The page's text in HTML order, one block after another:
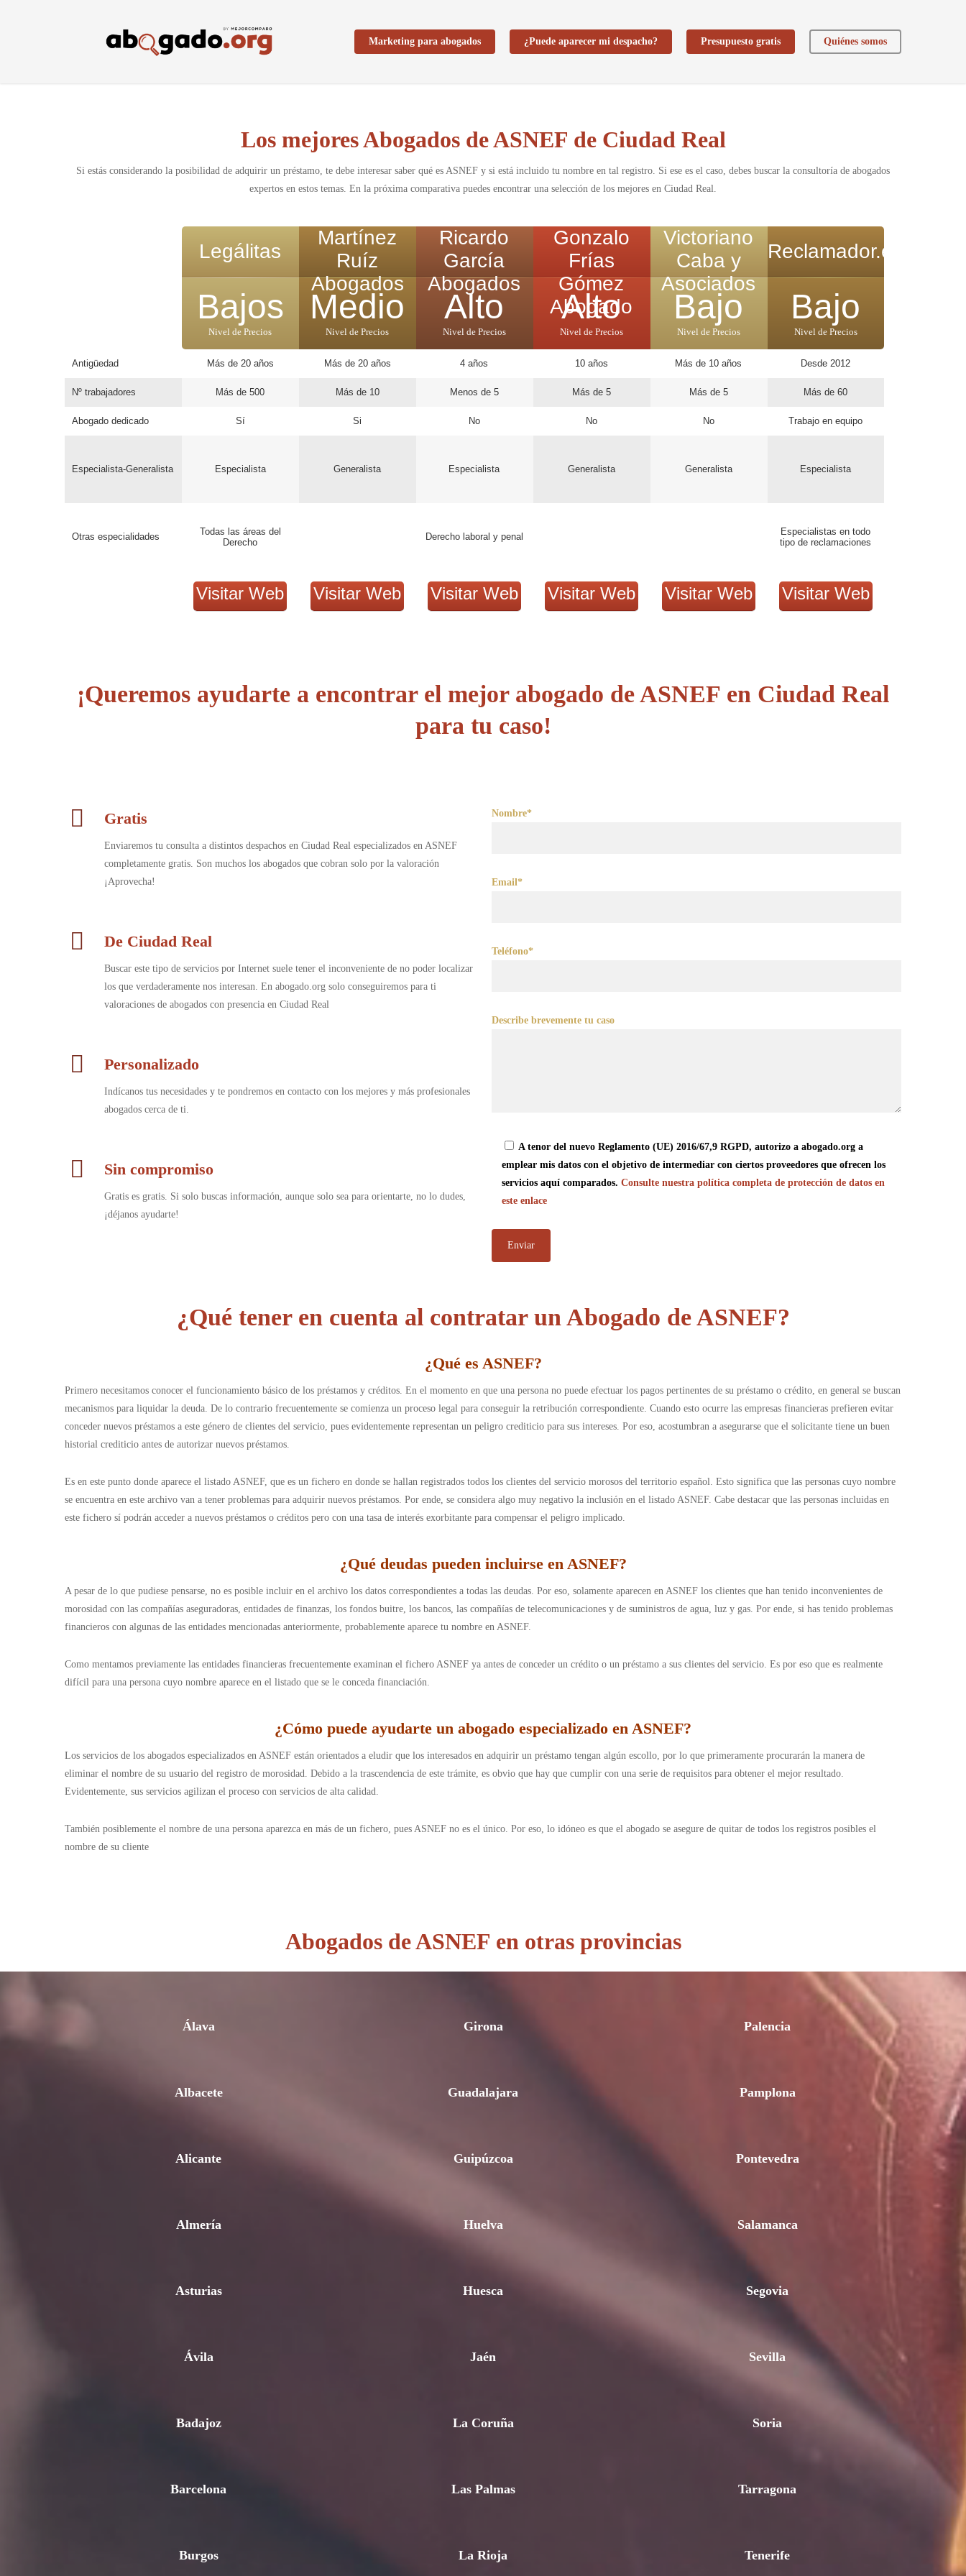
Marketing para abogados ¿Puede aparecer mi despacho? Presupuesto gratis Quiénes somos
Los mejores Abogados de ASNEF de Ciudad Real
Si estás considerando la posibilidad de adquirir un préstamo, te debe interesar saber qué es ASNEF y si está incluido tu nombre en tal registro. Si ese es el caso, debes buscar la consultoría de abogados
expertos en estos temas. En la próxima comparativa puedes encontrar una selección de los mejores en Ciudad Real.
Antigüedad
Nº trabajadores
Abogado dedicado
Especialista-Generalista
Otras especialidades
Legálitas
Bajos
Nivel de Precios
Más de 20 años
Más de 500
Sí
Especialista
Todas las áreas del
Derecho
Visitar Web
Martínez
Ruíz
Abogados
Medio
Nivel de Precios
Más de 20 años
Más de 10
Si
Generalista
Visitar Web
Ricardo
García
Abogados
Alto
Nivel de Precios
4 años
Menos de 5
No
Especialista
Derecho laboral y penal
Visitar Web
Gonzalo
Frías
Gómez
Abogado
Alto
Nivel de Precios
10 años
Más de 5
No
Generalista
Visitar Web
Victoriano
Caba y
Asociados
Bajo
Nivel de Precios
Más de 10 años
Más de 5
No
Generalista
Visitar Web
Reclamador.es
Bajo
Nivel de Precios
Desde 2012
Más de 60
Trabajo en equipo
Especialista
Especialistas en todo
tipo de reclamaciones
Visitar Web
¡Queremos ayudarte a encontrar el mejor abogado de ASNEF en Ciudad Real
para tu caso!
Gratis
Enviaremos tu consulta a distintos despachos en Ciudad Real especializados en ASNEF
completamente gratis. Son muchos los abogados que cobran solo por la valoración
¡Aprovecha!
De Ciudad Real
Buscar este tipo de servicios por Internet suele tener el inconveniente de no poder localizar
los que verdaderamente nos interesan. En abogado.org solo conseguiremos para ti
valoraciones de abogados con presencia en Ciudad Real
Personalizado
Indícanos tus necesidades y te pondremos en contacto con los mejores y más profesionales
abogados cerca de ti.
Sin compromiso
Gratis es gratis. Si solo buscas información, aunque solo sea para orientarte, no lo dudes,
¡déjanos ayudarte!
Nombre*
Email*
Teléfono*
Describe brevemente tu caso
A tenor del nuevo Reglamento (UE) 2016/67,9 RGPD, autorizo a abogado.org a
emplear mis datos con el objetivo de intermediar con ciertos proveedores que ofrecen los
servicios aquí comparados. Consulte nuestra política completa de protección de datos en
este enlace
¿Qué tener en cuenta al contratar un Abogado de ASNEF?
¿Qué es ASNEF?
Primero necesitamos conocer el funcionamiento básico de los préstamos y créditos. En el momento en que una persona no puede efectuar los pagos pertinentes de su préstamo o crédito, en general se buscan
mecanismos para liquidar la deuda. De lo contrario frecuentemente se comienza un proceso legal para conseguir la retribución correspondiente. Cuando esto ocurre las empresas financieras prefieren evitar
conceder nuevos préstamos a este género de clientes del servicio, pues evidentemente representan un peligro crediticio para sus intereses. Por eso, acostumbran a asegurarse que el solicitante tiene un buen
historial crediticio antes de autorizar nuevos préstamos.
Es en este punto donde aparece el listado ASNEF, que es un fichero en donde se hallan registrados todos los clientes del servicio morosos del territorio español. Esto significa que las personas cuyo nombre
se encuentra en este archivo van a tener problemas para adquirir nuevos préstamos. Por ende, se considera algo muy negativo la inclusión en el listado ASNEF. Cabe destacar que las personas incluidas en
este fichero sí podrán acceder a nuevos préstamos o créditos pero con una tasa de interés exorbitante para compensar el peligro implicado.
¿Qué deudas pueden incluirse en ASNEF?
A pesar de lo que pudiese pensarse, no es posible incluir en el archivo los datos correspondientes a todas las deudas. Por eso, solamente aparecen en ASNEF los clientes que han tenido inconvenientes de
morosidad con las compañías aseguradoras, entidades de finanzas, los fondos buitre, los bancos, las compañías de telecomunicaciones y de suministros de agua, luz y gas. Por ende, si has tenido problemas
financieros con algunas de las entidades mencionadas anteriormente, probablemente aparece tu nombre en ASNEF.
Como mentamos previamente las entidades financieras frecuentemente examinan el fichero ASNEF ya antes de conceder un crédito o un préstamo a sus clientes del servicio. Es por eso que es realmente
difícil para una persona cuyo nombre aparece en el listado que se le conceda financiación.
¿Cómo puede ayudarte un abogado especializado en ASNEF?
Los servicios de los abogados especializados en ASNEF están orientados a eludir que los interesados en adquirir un préstamo tengan algún escollo, por lo que primeramente procurarán la manera de
eliminar el nombre de su usuario del registro de morosidad. Debido a la trascendencia de este trámite, es obvio que hay que cumplir con una serie de requisitos para obtener el mejor resultado.
Evidentemente, sus servicios agilizan el proceso con servicios de alta calidad.
También posiblemente el nombre de una persona aparezca en más de un fichero, pues ASNEF no es el único. Por eso, lo idóneo es que el abogado se asegure de quitar de todos los registros posibles el
nombre de su cliente
Abogados de ASNEF en otras provincias
Álava
Albacete
Alicante
Almería
Asturias
Ávila
Badajoz
Barcelona
Burgos
Girona
Guadalajara
Guipúzcoa
Huelva
Huesca
Jaén
La Coruña
Las Palmas
La Rioja
Palencia
Pamplona
Pontevedra
Salamanca
Segovia
Sevilla
Soria
Tarragona
Tenerife